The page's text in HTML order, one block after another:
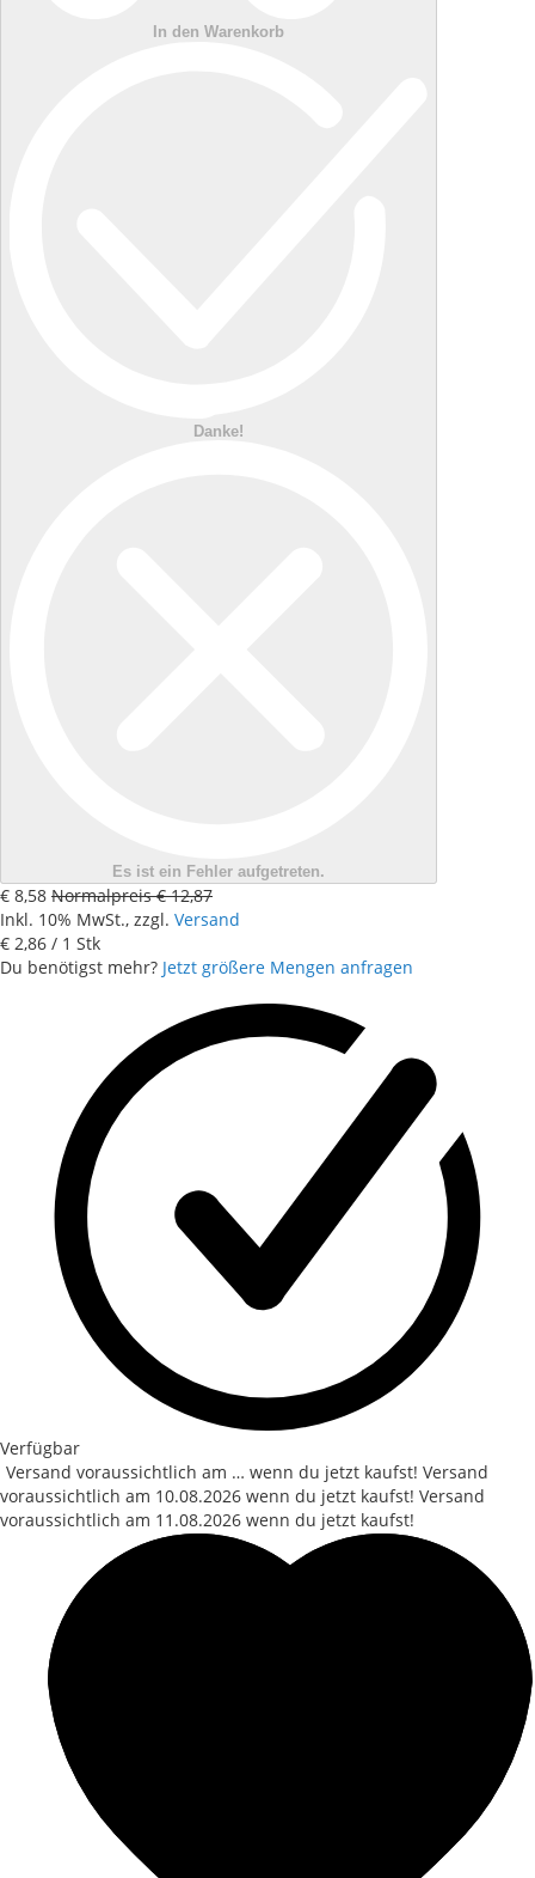
In den Warenkorb
Danke!
Es ist ein Fehler aufgetreten.
€ 8,58 Normalpreis € 12,87
Inkl. 10% MwSt., zzgl. Versand
€ 2,86 / 1 Stk
Du benötigst mehr? Jetzt größere Mengen anfragen
Verfügbar
Versand voraussichtlich am … wenn du jetzt kaufst! Versand
voraussichtlich am 10.08.2026 wenn du jetzt kaufst! Versand
voraussichtlich am 11.08.2026 wenn du jetzt kaufst!